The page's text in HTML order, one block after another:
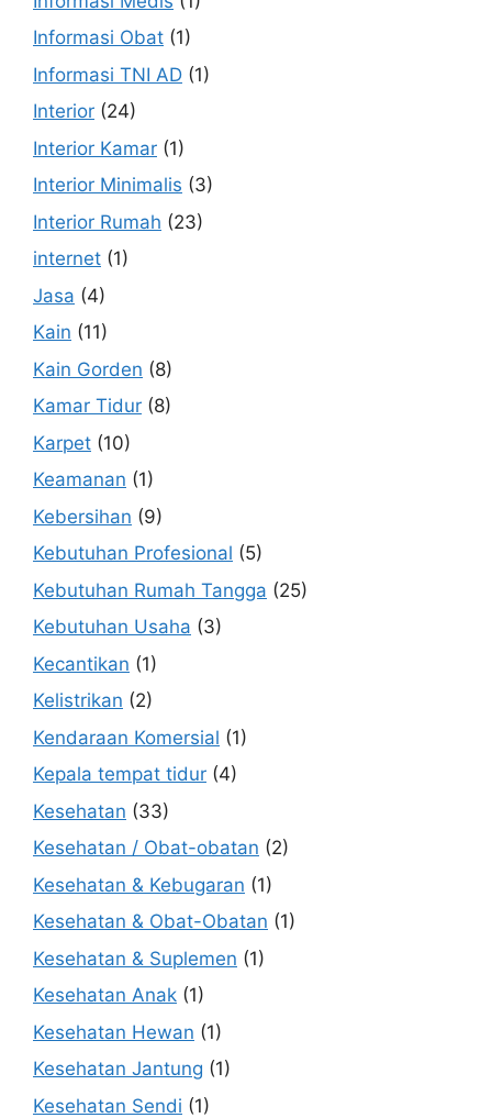
Informasi Obat (1)
Informasi TNI AD (1)
Interior (24)
Interior Kamar (1)
Interior Minimalis (3)
Interior Rumah (23)
internet (1)
Jasa (4)
Kain (11)
Kain Gorden (8)
Kamar Tidur (8)
Karpet (10)
Keamanan (1)
Kebersihan (9)
Kebutuhan Profesional (5)
Kebutuhan Rumah Tangga (25)
Kebutuhan Usaha (3)
Kecantikan (1)
Kelistrikan (2)
Kendaraan Komersial (1)
Kepala tempat tidur (4)
Kesehatan (33)
Kesehatan / Obat-obatan (2)
Kesehatan & Kebugaran (1)
Kesehatan & Obat-Obatan (1)
Kesehatan & Suplemen (1)
Kesehatan Anak (1)
Kesehatan Hewan (1)
Kesehatan Jantung (1)
Kesehatan Sendi (1)